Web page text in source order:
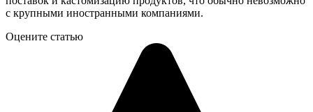
с крупными иностранными компаниями.
Оцените статью